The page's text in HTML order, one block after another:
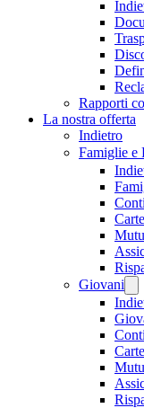
Rapporti
La nostra offerta
Indietro
Famiglie e
Giovani